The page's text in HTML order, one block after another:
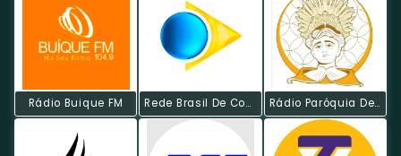
Rádio Buique FM Rede Brasil De Comunicação Rádio Paróquia De São Vicente Férrer Web